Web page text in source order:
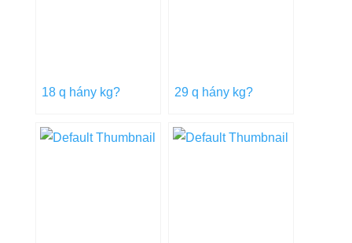
18 q hány kg? 29 q hány kg?